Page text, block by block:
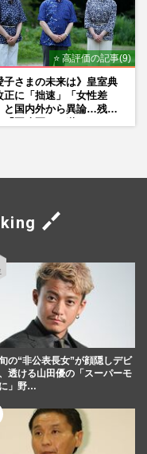
⭐ 高評価の記事(9)
子さまの未来は》皇室典
正に「拙速」「女性差
と国内外から異論…残さ
の“非公表長女”が顔隠しデビ
透ける山田優の「スーパーモ
」野…